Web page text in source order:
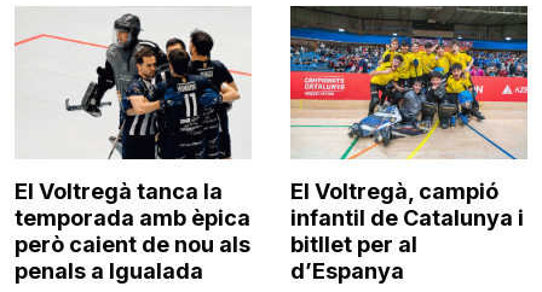
El Voltregà tanca la
temporada amb èpica
però caient de nou als
penals a Igualada
El Voltregà, campió
infantil de Catalunya i
bitllet per al
d’Espanya